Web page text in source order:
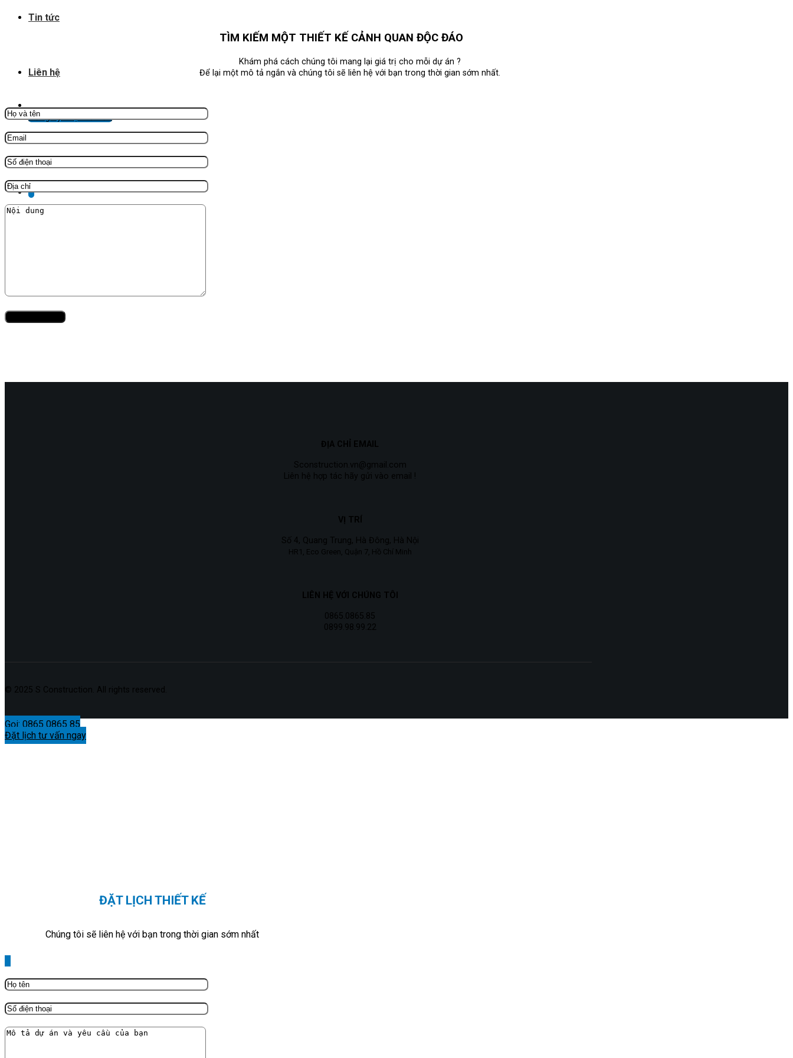
Tin tức
Liên hệ
Đăng ký nhận tư vấn
X
TÌM KIẾM MỘT THIẾT KẾ CẢNH QUAN ĐỘC ĐÁO
Khám phá cách chúng tôi mang lại giá trị cho mỗi dự án ?
Để lại một mô tả ngắn và chúng tôi sẽ liên hệ với bạn trong thời gian sớm nhất.
ĐỊA CHỈ EMAIL
Sconstruction.vn@gmail.com
Liên hệ hợp tác hãy gửi vào email !
VỊ TRÍ
Số 4, Quang Trung, Hà Đông, Hà Nội
HR1, Eco Green, Quận 7, Hồ Chí Minh
LIÊN HỆ VỚI CHÚNG TÔI
0865.0865.85
0899.98.99.22
© 2025 S Construction. All rights reserved.
Gọi: 0865 0865 85
Đặt lịch tư vấn ngay
ĐẶT LỊCH THIẾT KẾ
Chúng tôi sẽ liên hệ với bạn trong thời gian sớm nhất